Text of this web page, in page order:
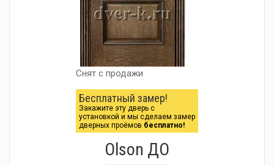
Снят с продажи
Бесплатный замер!
Закажите эту дверь с
установкой и мы сделаем замер
дверных проёмов бесплатно!
Olson ДО